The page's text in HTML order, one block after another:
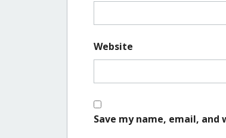
Website
Save my name, email,